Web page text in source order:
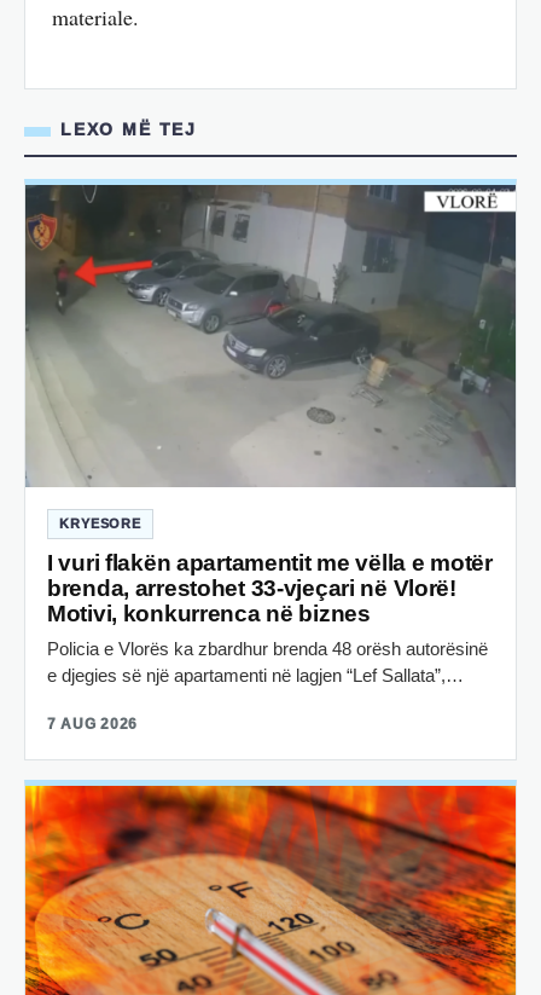
materiale.
LEXO MË TEJ
KRYESORE
I vuri flakën apartamentit me vëlla e motër
brenda, arrestohet 33-vjeçari në Vlorë!
Motivi, konkurrenca në biznes
Policia e Vlorës ka zbardhur brenda 48 orësh autorësinë
e djegies së një apartamenti në lagjen “Lef Sallata”,…
7 AUG 2026